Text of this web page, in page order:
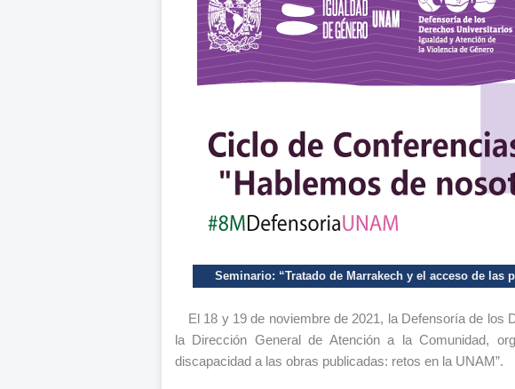
Seminario: “Tratado de Marrakech y el acceso de las
El 18 y 19 de noviembre de 2021, la Defensoría de los
la Dirección General de Atención a la Comunidad,
discapacidad a las obras publicadas: retos en la UNAM”.